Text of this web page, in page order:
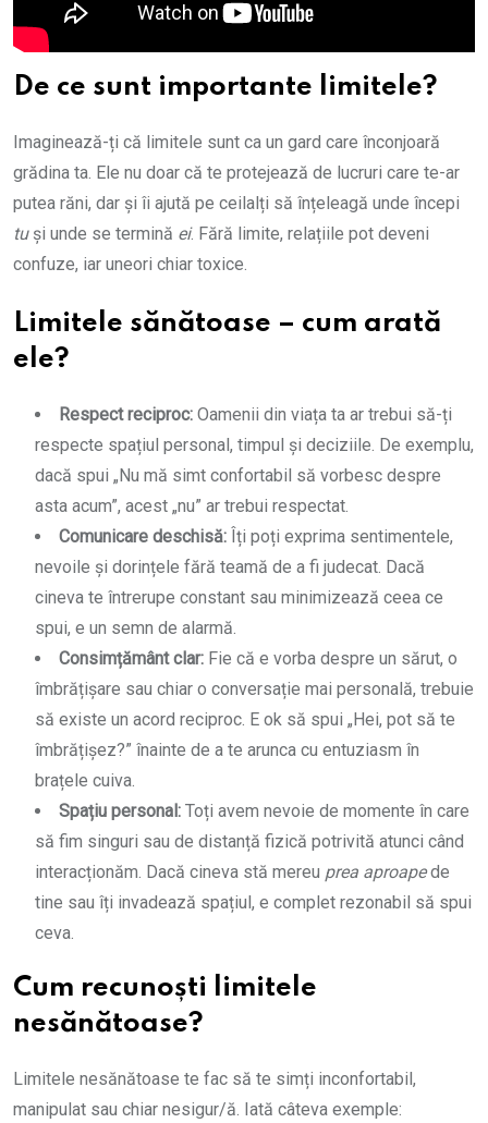
De ce sunt importante limitele?
Imaginează-ți că limitele sunt ca un gard care înconjoară
grădina ta. Ele nu doar că te protejează de lucruri care te-ar
putea răni, dar și îi ajută pe ceilalți să înțeleagă unde începi
tuși unde se termină ei. Fără limite, relațiile pot deveni
confuze, iar uneori chiar toxice.
Limitele sănătoase – cum arată
ele?
Respect reciproc: Oamenii din viața ta ar trebui să-ți
respecte spațiul personal, timpul și deciziile. De exemplu,
dacă spui „Nu mă simt confortabil să vorbesc despre
asta acum”, acest „nu” ar trebui respectat.
Comunicare deschisă: Îți poți exprima sentimentele,
nevoile și dorințele fără teamă de a fi judecat. Dacă
cineva te întrerupe constant sau minimizează ceea ce
spui, e un semn de alarmă.
Consimțământ clar: Fie că e vorba despre un sărut, o
îmbrățișare sau chiar o conversație mai personală, trebuie
să existe un acord reciproc. E ok să spui „Hei, pot să te
îmbrățișez?” înainte de a te arunca cu entuziasm în
brațele cuiva.
Spațiu personal: Toți avem nevoie de momente în care
să fim singuri sau de distanță fizică potrivită atunci când
interacționăm. Dacă cineva stă mereu prea aproapede
tine sau îți invadează spațiul, e complet rezonabil să spui
ceva.
Cum recunoști limitele
nesănătoase?
Limitele nesănătoase te fac să te simți inconfortabil,
manipulat sau chiar nesigur/ă. Iată câteva exemple: